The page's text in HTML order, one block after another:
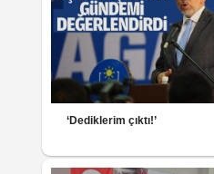
‘Dediklerim çıktı!’